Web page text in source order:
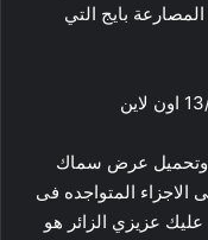
بايج التي
وتحميل عرض سماك
13-10-2020 مترجم على الاجزاء المتواجده فى
عزيزي الزائر هو